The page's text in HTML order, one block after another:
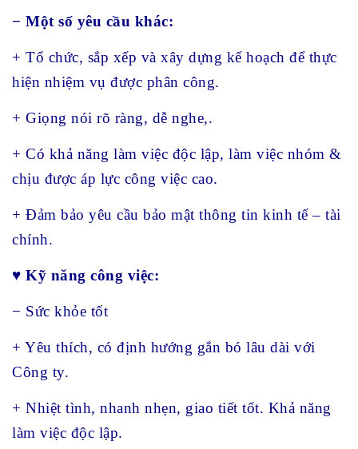
− Một số yêu cầu khác:
+ Tổ chức, sắp xếp và xây dựng kế hoạch để thực
hiện nhiệm vụ được phân công.
+ Giọng nói rõ ràng, dễ nghe,.
+ Có khả năng làm việc độc lập, làm việc nhóm &
chịu được áp lực công việc cao.
+ Đảm bảo yêu cầu bảo mật thông tin kinh tế – tài
chính.
♥ Kỹ năng công việc:
− Sức khỏe tốt
+ Yêu thích, có định hướng gắn bó lâu dài với
Công ty.
+ Nhiệt tình, nhanh nhẹn, giao tiết tốt. Khả năng
làm việc độc lập.